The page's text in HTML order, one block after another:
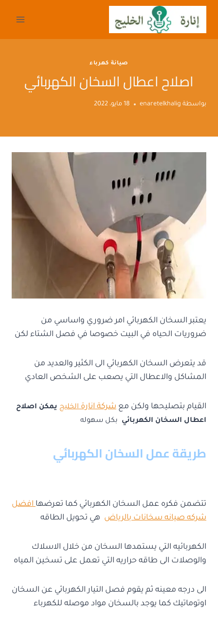
التجاوز
المحتوى
صيانة كهرباء
اصلاح اعطال السخان الكهربائي
بواسطة enaretelkhalig 18 مايو، 2022
يعتبر السخان الكهربائي امر ضروري واساسي من
ضروريات الحياه في البيت خصوصا في فصل الشتاء لكن
قد يتعرض السخان الكهربائي الى الكثير والعديد من
المشاكل والاعطال التي يصعب على الشخص العادي
القيام بتصليحها ولكن مع شركة انارةالخليج يمكن اصلاح
اعطال السخان الكهربائي بكل سهوله
طريقة عمل السخان الكهربائي
تتضمن فكره عمل السخان الكهربائي كما تعرضهاافضل
شركه صيانه سخانات بالرياض هي تحويل الطاقه
الكهربائيه التي يستمدها السخان من خلال الاسلاك
والوصلات الى طاقه حراريه التي تعمل على تسخين المياه
الى درجه معينه ثم يقوم فصل التيار الكهربائي عن السخان
اوتوماتيك كما يوجد بالسخان مواد موصله للكهرباء